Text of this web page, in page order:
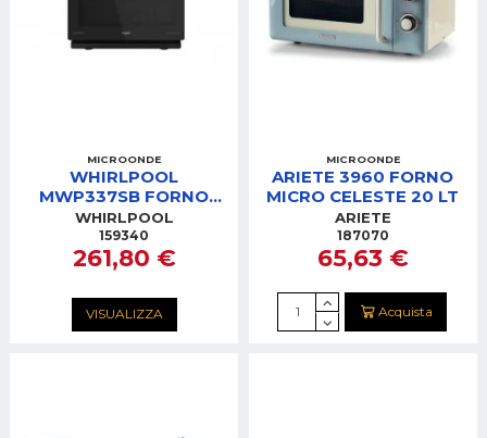
MICROONDE
WHIRLPOOL
MWP337SB FORNO
MICROONDE 33LT
900W GRILL 1200W
SILVER
WHIRLPOOL
159340
261,80 €
VISUALIZZA
MICROONDE
ARIETE 3960 FORNO
MICRO CELESTE 20 LT
ARIETE
187070
65,63 €
Acquista